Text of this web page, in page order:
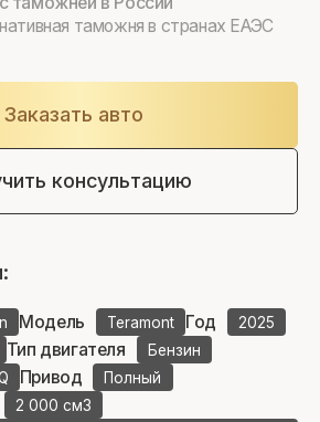
таможня в странах ЕАЭС
Заказать авто
консультацию
Модель Teramont Год 2025
Тип двигателя Бензин
Привод Полный
2 000 см3